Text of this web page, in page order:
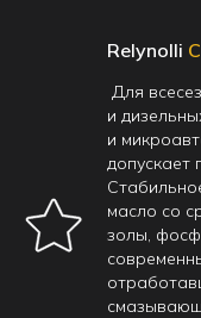
Relynolli
Для
и
и
допускает
масло со
золы,